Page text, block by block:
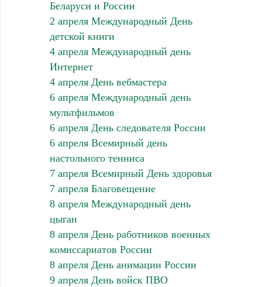
Беларуси и России
2 апреля Международный День
детской книги
4 апреля Международный день
Интернет
4 апреля День вебмастера
6 апреля Международный день
мультфильмов
6 апреля День следователя России
6 апреля Всемирный день
настольного тенниса
7 апреля Всемирный День здоровья
7 апреля Благовещение
8 апреля Международный день
цыган
8 апреля День работников военных
комиссариатов России
8 апреля День анимации России
9 апреля День войск ПВО